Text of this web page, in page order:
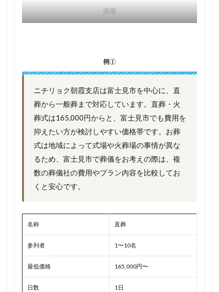
祭壇
例①
ニチリョク朝霞支店は富士見市を中心に、直
葬から一般葬まで対応しています。直葬・火
葬式は165,000円からと、富士見市でも費用を
抑えたい方が検討しやすい価格帯です。お葬
式は地域によって式場や火葬場の事情が異な
るため、富士見市で葬儀をお考えの際は、複
数の葬儀社の費用やプラン内容を比較してお
くと安心です。
名称 直葬
参列者 1〜10名
最低価格 165,000円〜
日数 1日